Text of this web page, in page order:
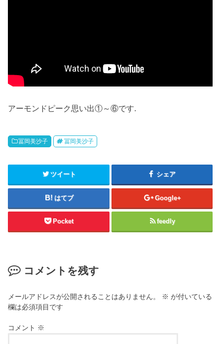
アーモンドピーク思い出①～⑥です.
冨岡美沙子 冨岡美沙子
ツイート シェア
はてブ Google+
Pocket feedly
コメントを残す
メールアドレスが公開されることはありません。 ※ が付いている
欄は必須項目です
コメント ※